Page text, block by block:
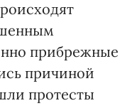
прибрежные
причиной
протесты